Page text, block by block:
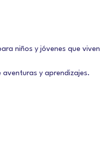
niños y jóvenes que viven
y aprendizajes.